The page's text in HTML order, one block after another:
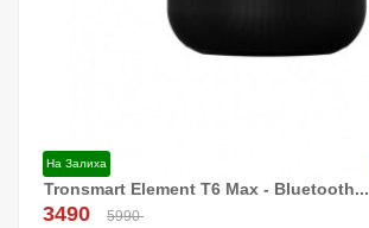
На Залиха
Tronsmart Element T6 Max - Bluetooth...
3490 5990